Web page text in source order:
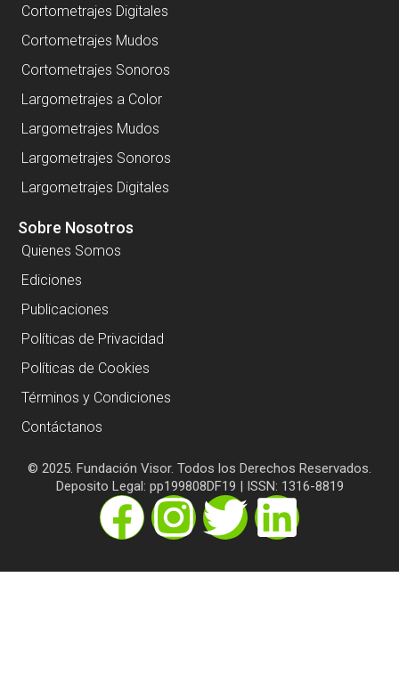
Cortometrajes Digitales
Cortometrajes Mudos
Cortometrajes Sonoros
Largometrajes a Color
Largometrajes Mudos
Largometrajes Sonoros
Largometrajes Digitales
Sobre Nosotros
Quienes Somos
Ediciones
Publicaciones
Políticas de Privacidad
Políticas de Cookies
Términos y Condiciones
Contáctanos
© 2025. Fundación Visor. Todos los Derechos Reservados.
Deposito Legal: pp199808DF19 | ISSN: 1316-8819